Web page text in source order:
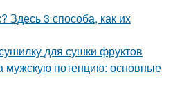
Здесь 3 способа, как их
для сушки фруктов
мужскую потенцию: основные